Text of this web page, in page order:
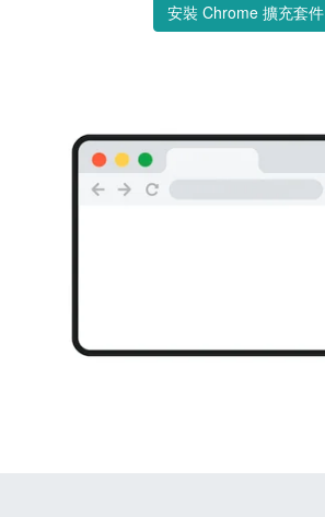
安裝 Chrome 擴充套件